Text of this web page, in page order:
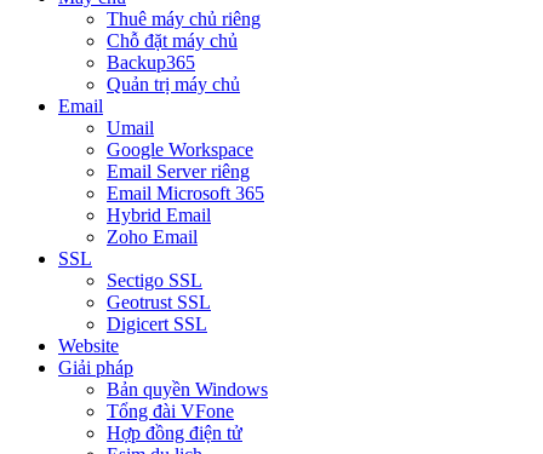
Thuê máy chủ riêng
Chỗ đặt máy chủ
Backup365
Quản trị máy chủ
Email
Umail
Google Workspace
Email Server riêng
Email Microsoft 365
Hybrid Email
Zoho Email
SSL
Sectigo SSL
Geotrust SSL
Digicert SSL
Website
Giải pháp
Bản quyền Windows
Tổng đài VFone
Hợp đồng điện tử